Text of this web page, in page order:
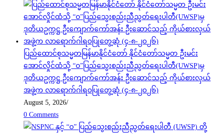
ပြည်ထောင်စုသမ္မတမြန်မာနိုင်ငံတော် နိုင်ငံတော်သမ္မတ ဦးမင်း
အောင်လှိုင်ထံသို့ “ဝ”ပြည်သွေးစည်းညီညွတ်ရေးပါတီ(UWSP)မှ
ဒုတိယဥက္ကဋ္ဌ ဦးကျောက်ကော်အန်း ဦးဆောင်သည့် ကိုယ်စားလှယ်
အဖွဲ့က လာရောက်ဂါရဝပြုတွေ့ဆုံ (၄-၈-၂၀၂၆)
August 5, 2026/
0 Comments